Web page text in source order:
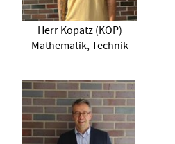
Herr Kopatz (KOP)
Mathematik, Technik